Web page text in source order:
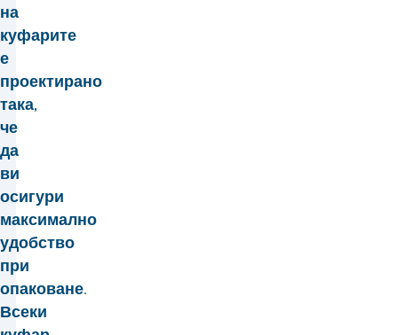
на
куфарите
е
проектирано
така,
че
да
ви
осигури
максимално
удобство
при
опаковане.
Всеки